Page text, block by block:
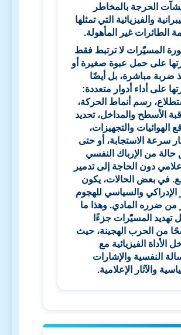
الحرجة بالمخاطر
والفيزيائية التي تمثلها
الطائرات غير المأهولة.
المسيّرات لا ترتبط فقط
على حمل عبوة صغيرة أو
ضربة مباشرة، بل أيضًا
على أداء أدوار متعددة:
رسم أنماط الحركة،
الأسطح والمداخل، تحديد
الهوائيات والتجهيزات،
سرعة الاستجابة، أو حتى
حالة من الإرباك النفسي
دون الحاجة إلى تدمير
في بعض الحالات، يكون
الإدراكي والسياسي للهجوم
من ضرره المادي. وهذا ما
تهديد المسيّرات جزءًا
من الحرب الهجينة، حيث
الأداة الفيزيائية مع
النفسية والإشارات
والآثار الإعلامية.